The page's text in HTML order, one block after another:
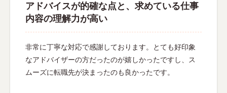
アドバイスが的確な点と、求めている仕事
内容の理解力が高い
非常に丁寧な対応で感謝しております。とても好印象
なアドバイザーの方だったのが嬉しかったですし、ス
ムーズに転職先が決まったのも良かったです。